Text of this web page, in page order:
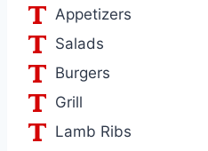
Appetizers
Salads
Burgers
Grill
Lamb Ribs